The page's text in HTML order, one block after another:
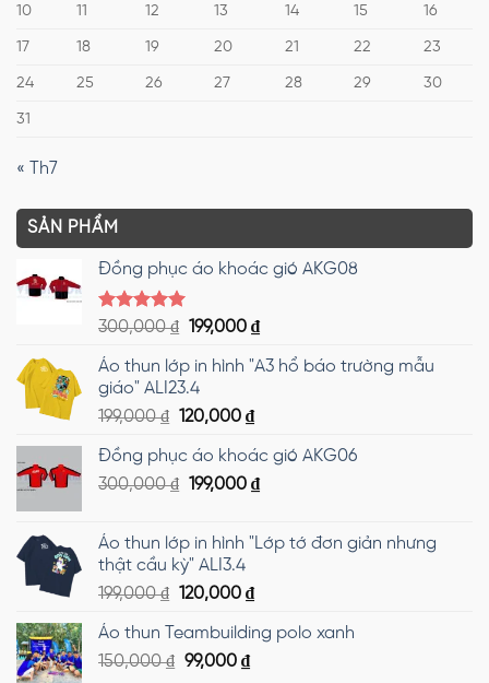
10 11 12 13 14 15 16
17 18 19 20 21 22 23
24 25 26 27 28 29 30
31
« Th7
SẢN PHẨM
Đồng phục áo khoác gió AKG08
Được xếp
5 sao
300,000₫ Giá
là:
300,000 ₫.
199,000 ₫Giá
tại
Áo thun lớp in hình "A3 hổ báo trường mẫu
giáo" ALI23.4
199,000₫ Giá
là:
199,000 ₫.
120,000 ₫Giá
tại
là:
Đồng phục áo khoác gió AKG06
300,000₫ Giá
300,000 ₫.
199,000 ₫Giá
là:
Áo thun lớp in hình "Lớp tớ đơn giản nhưng
thật cầu kỳ" ALI3.4
199,000₫ Giá
là:
199,000 ₫.
120,000 ₫Giá
tại
Áo thun Teambuilding polo xanh
150,000₫ Giá
99,000 ₫Giá